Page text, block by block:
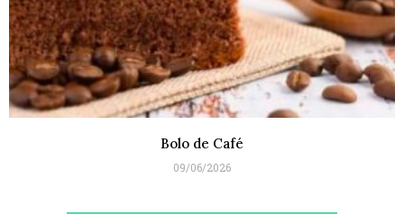
Bolo de Café
09/06/2026